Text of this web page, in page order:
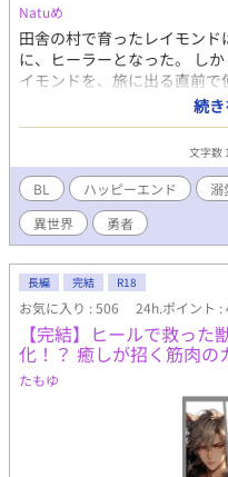
Natuめ
田舎の村で育ったレイモン
に、ヒーラーとなった。 し
イモンドを、旅に出る直前で
勇者は聖女と共に魔王討伐
イモンドは、村で傷だから
お世話をしていたレイモン
てしまった。 後日王宮に呼
たこと、その魔王が不可侵条
たことを知る。 世界を守る
たレイモンドは、なぜか魔王
の時拾った犬だったのだ。
していたレイモンドを、愚
続
文字数
BL ハッピーエンド 溺
異世界
勇者
長編 完結 R18
お気に入り : 506 24h.ポイント :
【完結】ヒールで救っ
化！？ 癒しが招く筋肉の
たもゆ